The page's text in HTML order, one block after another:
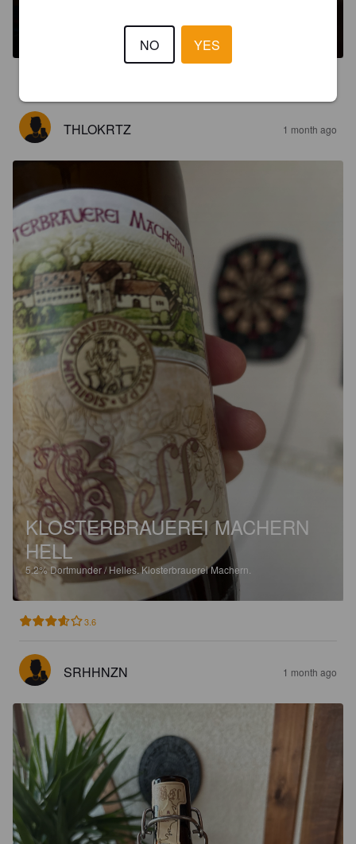
Klosterbrauerei Machern.
THLOKRTZ 1 month ago
KLOSTERBRAUEREI MACHERN
HELL
5.2% Dortmunder / Helles.Klosterbrauerei Machern.
3.6
SRHHNZN 1 month ago
NO YES